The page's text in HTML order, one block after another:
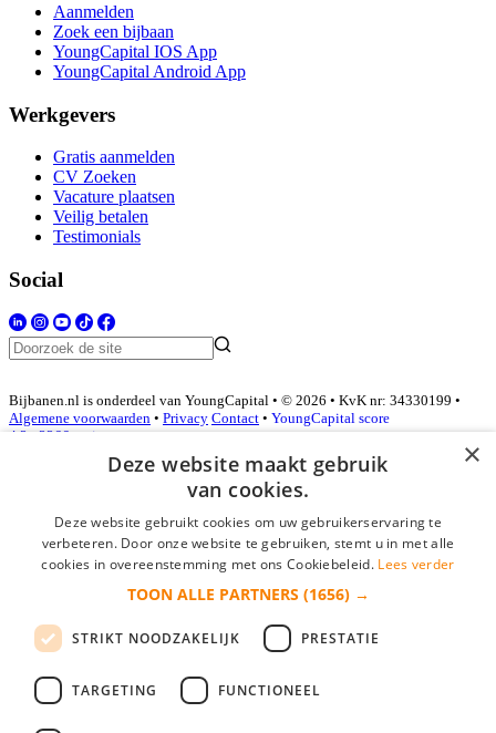
Aanmelden
Zoek een bijbaan
YoungCapital IOS App
YoungCapital Android App
Werkgevers
Gratis aanmelden
CV Zoeken
Vacature plaatsen
Veilig betalen
Testimonials
Social
Bijbanen.nl is onderdeel van YoungCapital • © 2026 • KvK nr: 34330199 •
Algemene voorwaarden • Privacy Contact • YoungCapital score
4.3 - 3366 reviews
Inloggen als bedrijf
*
login gegevens onthouden
login
×
Deze website maakt gebruik
van cookies.
Deze website gebruikt cookies om uw gebruikerservaring te
verbeteren. Door onze website te gebruiken, stemt u in met alle
cookies in overeenstemming met ons Cookiebeleid. Lees verder
TOON ALLE PARTNERS (1656) →
STRIKT NOODZAKELIJK PRESTATIE
TARGETING FUNCTIONEEL